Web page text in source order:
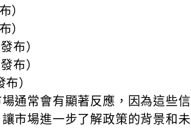
）
）
發布）
發布）
布）
通常會有顯著反應，因為這些
市場進一步了解政策的背景和未